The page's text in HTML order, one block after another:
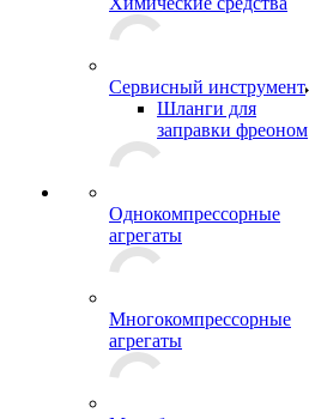
Сервисный инструмент
Шланги для
заправки фреоном
Однокомпрессорные
агрегаты
Многокомпрессорные
агрегаты